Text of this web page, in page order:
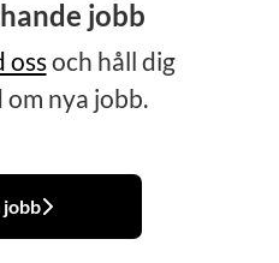
jobb
ossoch håll dig
nya jobb.
jobb